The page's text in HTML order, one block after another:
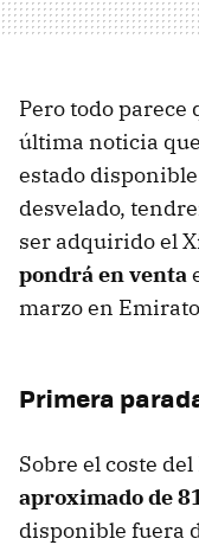
Pero todo parece
última noticia
estado
desvelado,
ser adquirido el
pondrá en venta
marzo en
Primera
Sobre el coste
aproximado de
disponible fuera